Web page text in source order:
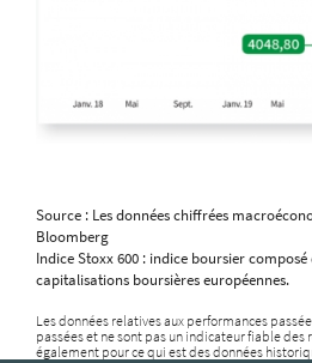
Source : Les données chiffrées
Bloomberg
Indice Stoxx 600 : indice boursier
capitalisations boursières européennes.
Les données relatives aux performances
passées et ne sont pas un indicateur fiable
également pour ce qui est des données